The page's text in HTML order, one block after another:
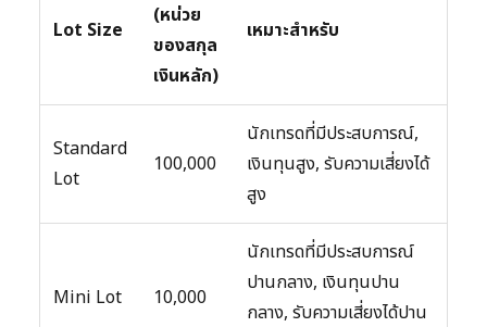
Lot Size
(หน่วย
ของสกุล
เงินหลัก)
เหมาะสำหรับ
Standard
Lot
100,000
นักเทรดที่มีประสบการณ์,
เงินทุนสูง, รับความเสี่ยงได้
สูง
Mini Lot 10,000
นักเทรดที่มีประสบการณ์
ปานกลาง, เงินทุนปาน
กลาง, รับความเสี่ยงได้ปาน